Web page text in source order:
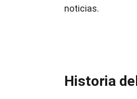
noticias.
Historia